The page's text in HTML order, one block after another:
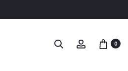
Buscar Account0
del